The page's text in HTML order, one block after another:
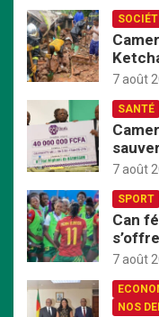
r
c
h
e
r
face
7 août
SANTÉ
7 août
SPORT
Can
7 août
NOS